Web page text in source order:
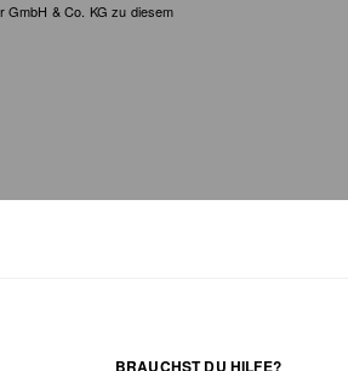
GmbH & Co. KG zu diesem
BRAUCHST DU HILFE?